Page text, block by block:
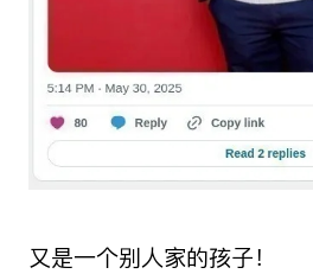
又是一个别人家的孩子！